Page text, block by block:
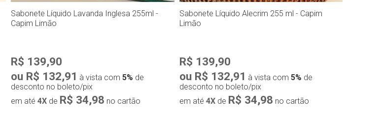
Sabonete Líquido Lavanda Inglesa 255ml -
Capim Limão
R$ 139,90
ou R$ 132,91 à vista com5% de
desconto no boleto/pix
em até4X de R$ 34,98 no cartão
Sabonete Líquido Alecrim 255 ml - Capim
Limão
R$ 139,90
ou R$ 132,91 à vista com 5% de
desconto no boleto/pix
em até 4Xde R$ 34,98 no cartão